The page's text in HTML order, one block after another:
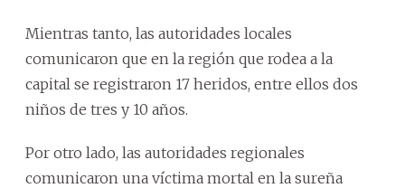
Mientras tanto, las autoridades locales
comunicaron que en la región que rodea a la
capital se registraron 17 heridos, entre ellos dos
niños de tres y 10 años.
Por otro lado, las autoridades regionales
comunicaron una víctima mortal en la sureña